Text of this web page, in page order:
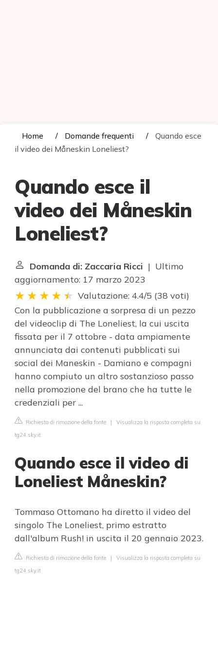
Home Domande frequenti
Quando esce
il video dei Måneskin Loneliest?
Quando esce il
video dei Måneskin
Loneliest?
Domanda di: Zaccaria Ricci | Ultimo
aggiornamento: 17 marzo 2023
Valutazione: 4.4/5 (38 voti)
Con la pubblicazione a sorpresa di un pezzo
del videoclip di The Loneliest, la cui uscita
fissata per il 7 ottobre - data ampiamente
annunciata dai contenuti pubblicati sui
social dei Maneskin - Damiano e compagni
hanno compiuto un altro sostanzioso passo
nella promozione del brano che ha tutte le
credenziali per ...
Richiesta di rimozione della fonte | Visualizza la risposta completa su
tg24.sky.it
Quando esce il video di
Loneliest Måneskin?
Tommaso Ottomano ha diretto il video del
singolo The Loneliest, primo estratto
dall'album Rush! in uscita il 20 gennaio 2023.
Richiesta di rimozione della fonte | Visualizza la risposta completa su
tg24.sky.it